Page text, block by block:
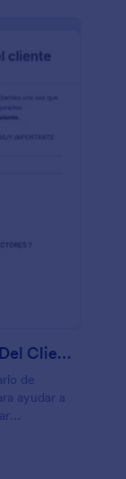
Cuestionario De Satisfacción Del Cliente
de
ayudar a